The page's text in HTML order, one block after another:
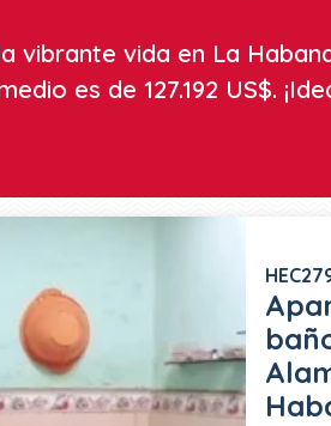
vibrante vida en La
es de 127.192 US$.
disponibles